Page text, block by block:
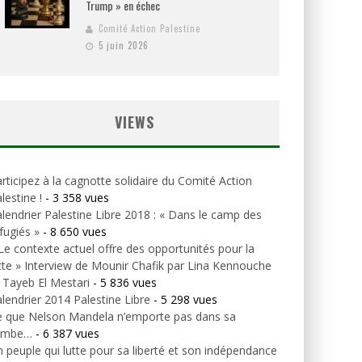
Trump » en échec
Comité Action Palestine
5 juin 2026
VIEWS
à la cagnotte solidaire du Comité Action
! - 3 358 vues
Palestine Libre 2018 : « Dans le camp des
» - 8 650 vues
contexte actuel offre des opportunités pour la
» Interview de Mounir Chafik par Lina Kennouche
El Mestari - 5 836 vues
2014 Palestine Libre - 5 298 vues
que Nelson Mandela n’emporte pas dans sa
- 6 387 vues
peuple qui lutte pour sa liberté et son indépendance